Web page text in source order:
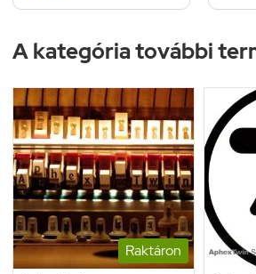
A kategória további
Raktáron